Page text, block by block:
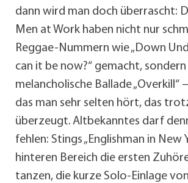
dann wird man doch überrascht:
Men at Work haben nicht nur
Reggae-Nummern wie „Down
can it be now?“ gemacht,
melancholische Ballade „Overkill“
das man sehr selten hört, das
überzeugt. Altbekanntes darf
fehlen: Stings „Englishman in New
hinteren Bereich die ersten
tanzen, die kurze Solo-Einlage